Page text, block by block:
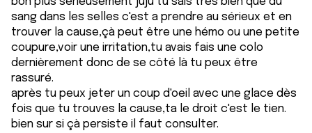
sang dans les selles c'est a prendre au sérieux et en
trouver la cause,çà peut être une hémo ou une petite
coupure,voir une irritation,tu avais fais une colo
dernièrement donc de se côté là tu peux être
rassuré.
après tu peux jeter un coup d'oeil avec une glace dès
fois que tu trouves la cause,ta le droit c'est le tien.
bien sur si çà persiste il faut consulter.